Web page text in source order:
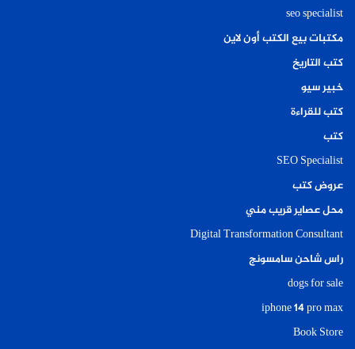
seo specialist
مكتبات بيع الكتب أون لاين
كتب التاريخ
خبير سيو
كتب للقراءة
كتب
SEO Specialist
عروض كتب
محل عصاير قريب مني
Digital Transformation Consultant
راس شاحن سامسونج
dogs for sale
iphone 14 pro max
Book Store